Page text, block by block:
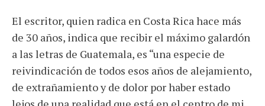
El escritor, quien radica en Costa Rica hace más
de 30 años, indica que recibir el máximo galardón
a las letras de Guatemala, es “una especie de
reivindicación de todos esos años de alejamiento,
de extrañamiento y de dolor por haber estado